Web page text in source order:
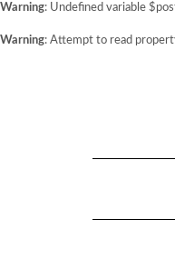
Warning: Undefined variable
Warning: Attempt to read